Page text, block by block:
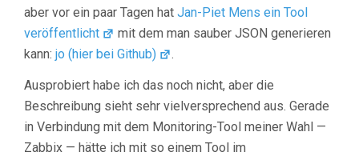
aber vor ein paar Tagen hat Jan-Piet Mens ein Tool
veröffentlicht
mit dem man sauber JSON generieren
kann: jo (hier bei Github) .
Ausprobiert habe ich das noch nicht, aber die
Beschreibung sieht sehr vielversprechend aus. Gerade
in Verbindung mit dem Monitoring-Tool meiner Wahl —
Zabbix — hätte ich mit so einem Tool im